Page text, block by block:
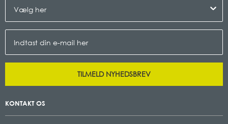
TILMELD NYHEDSBREV
KONTAKT OS